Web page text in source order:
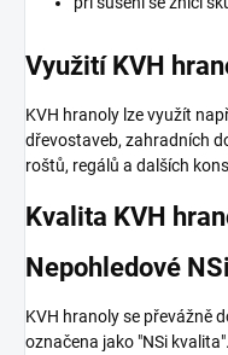
Využití KVH
KVH hranoly lze využít
dřevostaveb, zahradních
roštů, regálů a dalších
Kvalita KVH
Nepohledové
KVH hranoly se převážně
označena jako "NSi